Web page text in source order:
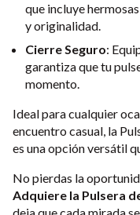
que incluye
y originalidad.
Cierre Seguro:
garantiza que tu
momento.
Ideal para cualquier
encuentro casual, la
es una opción versátil
No pierdas la
Adquiere la Pulsera